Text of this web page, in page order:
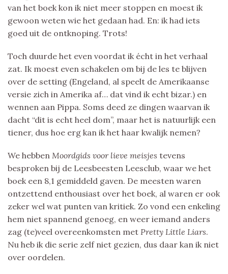
van het boek kon ik niet meer stoppen en moest ik
gewoon weten wie het gedaan had. En: ik had iets
goed uit de ontknoping. Trots!
Toch duurde het even voordat ik écht in het verhaal
zat. Ik moest even schakelen om bij de les te blijven
over de setting (Engeland, al speelt de Amerikaanse
versie zich in Amerika af… dat vind ik echt bizar.) en
wennen aan Pippa. Soms deed ze dingen waarvan ik
dacht “dit is echt heel dom”, maar het is natuurlijk een
tiener, dus hoe erg kan ik het haar kwalijk nemen?
We hebben Moordgids voor lieve meisjes tevens
besproken bij de Leesbeesten Leesclub, waar we het
boek een 8,1 gemiddeld gaven. De meesten waren
ontzettend enthousiast over het boek, al waren er ook
zeker wel wat punten van kritiek. Zo vond een enkeling
hem niet spannend genoeg, en weer iemand anders
zag (te)veel overeenkomsten met Pretty Little Liars.
Nu heb ik die serie zelf niet gezien, dus daar kan ik niet
over oordelen.